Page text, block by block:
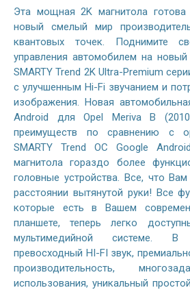
Эта мощная 2K магнитола
новый смелый мир
квантовых точек. Поднимите
управления автомобилем на
SMARTY Trend 2K Ultra-Premium
с улучшенным Hi-Fi звучанием и
изображения. Новая
Android для Opel Meriva B
преимуществ по сравнению с
SMARTY Trend ОС Google
магнитола гораздо более
головные устройства. Все, что
расстоянии вытянутой руки! Все
которые есть в Вашем
планшете, теперь легко
мультимедийной системе. В
превосходный HI-FI звук,
производительность,
использования, уникальный